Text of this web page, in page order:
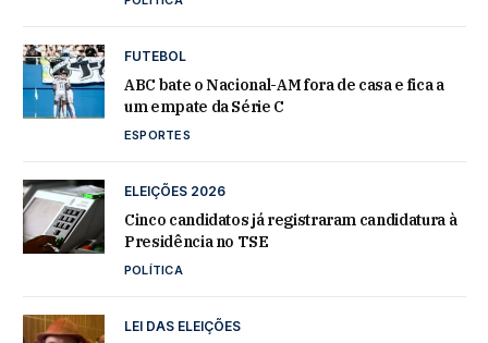
FUTEBOL
ABC bate o Nacional-AM fora de casa e fica a
um empate da Série C
ESPORTES
ELEIÇÕES 2026
Cinco candidatos já registraram candidatura à
Presidência no TSE
POLÍTICA
LEI DAS ELEIÇÕES